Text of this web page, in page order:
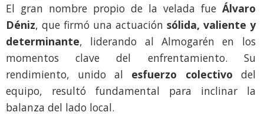
El gran nombre propio de la velada fue Álvaro
Déniz, que firmó una actuación sólida, valiente y
determinante, liderando al Almogarén en los
momentos clave del enfrentamiento. Su
rendimiento, unido al esfuerzo colectivo del
equipo, resultó fundamental para inclinar la
balanza del lado local.